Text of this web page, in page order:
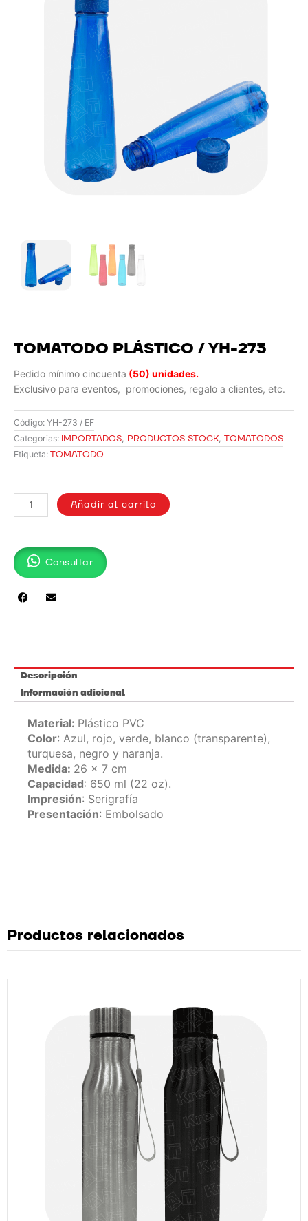
TOMATODO PLÁSTICO / YH-273
Pedido mínimo cincuenta (50) unidades.
Exclusivo para eventos, promociones, regalo a clientes, etc.
Código: YH-273 / EF
Categorias: IMPORTADOS, PRODUCTOS STOCK, TOMATODOS
Etiqueta: TOMATODO
PLÁSTICO
/
273
cantidad
Añadir al carrito
Consultar
Descripción
Información adicional
Material: Plástico PVC
Color: Azul, rojo, verde, blanco (transparente),
turquesa, negro y naranja.
Medida: 26 x 7 cm
Capacidad: 650 ml (22 oz).
Impresión: Serigrafía
Presentación: Embolsado
Productos relacionados